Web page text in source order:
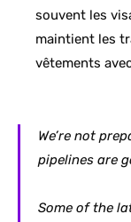
souvent les
maintient les
vêtements
We’re not
pipelines are
Some of the